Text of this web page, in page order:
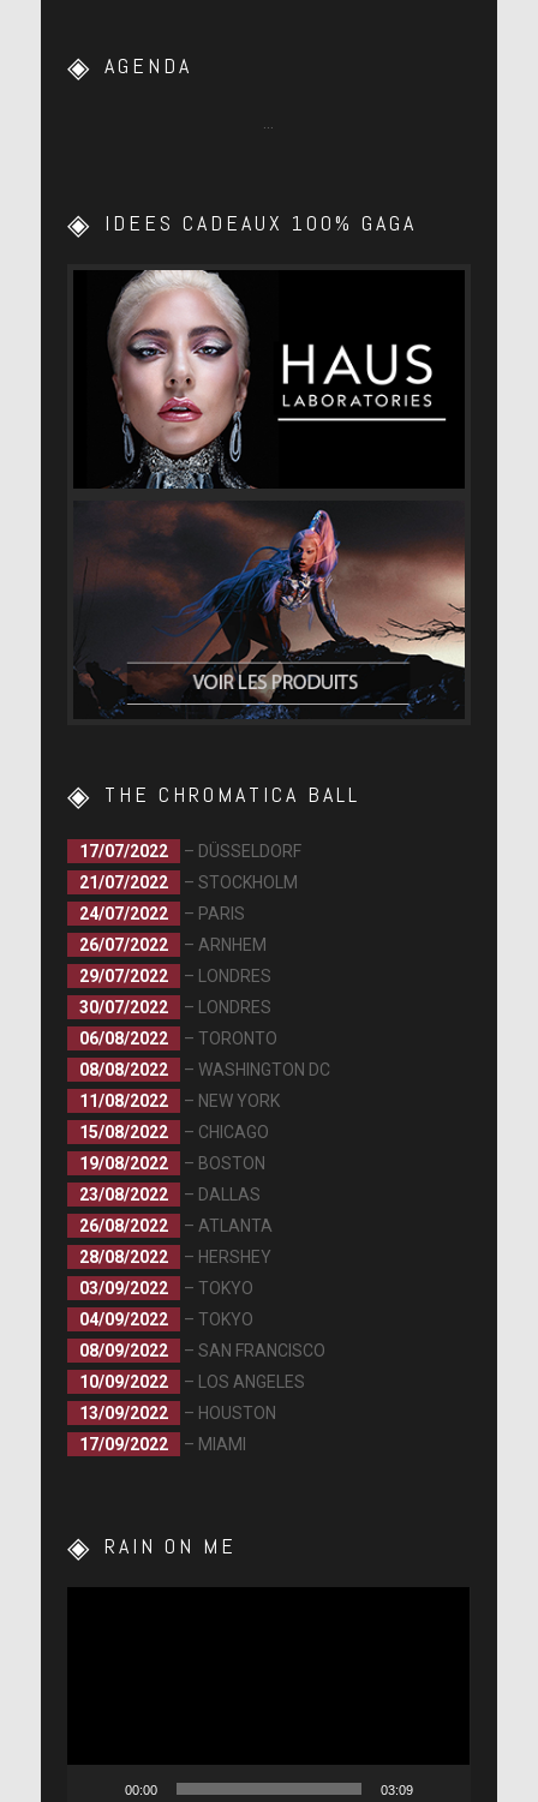
AGENDA
IDEES CADEAUX 100% GAGA
THE CHROMATICA BALL
17/07/2022
– DÜSSELDORF
21/07/2022
– STOCKHOLM
24/07/2022
– PARIS
26/07/2022
– ARNHEM
29/07/2022
– LONDRES
30/07/2022
– LONDRES
06/08/2022
– TORONTO
08/08/2022
– WASHINGTON DC
11/08/2022
– NEW YORK
15/08/2022
– CHICAGO
19/08/2022
– BOSTON
23/08/2022
– DALLAS
26/08/2022
– ATLANTA
28/08/2022
– HERSHEY
03/09/2022
– TOKYO
04/09/2022
– TOKYO
08/09/2022
– SAN FRANCISCO
10/09/2022
– LOS ANGELES
13/09/2022
– HOUSTON
17/09/2022
– MIAMI
RAIN ON ME
00:00 03:09